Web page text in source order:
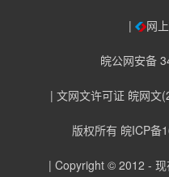
| 网
皖公网安备
| 文网文许可证 皖网文
版权所有 皖ICP备
| Copyright © 2012 - 现